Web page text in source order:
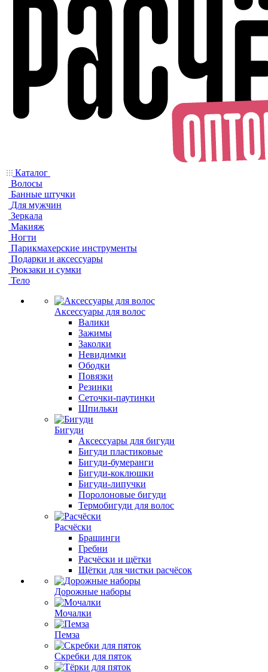
Каталог
Волосы
Банные штучки
Для мужчин
Зеркала
Макияж
Ногти
Парикмахерские инструменты
Подарки и аксессуары
Рюкзаки и сумки
Тело
Аксессуары для волос
Валики
Зажимы
Заколки
Невидимки
Ободки
Повязки
Резинки
Сеточки-паутинки
Шпильки
Бигуди
Аксессуары для бигуди
Бигуди пластиковые
Бигуди-бумеранги
Бигуди-коклюшки
Бигуди-липучки
Поролоновые бигуди
Термобигуди для волос
Расчёски
Брашинги
Гребни
Расчёски и щётки
Щётки для чистки расчёсок
Дорожные наборы
Мочалки
Пемза
Скребки для пяток